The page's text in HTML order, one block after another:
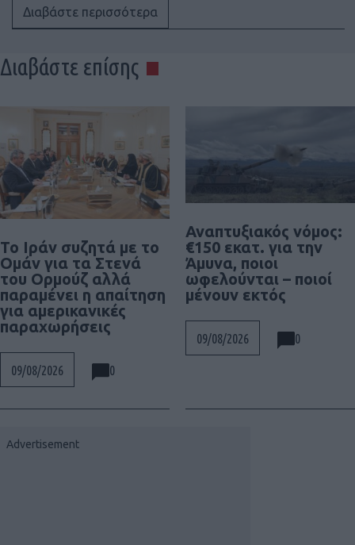
Διαβάστε περισσότερα
Διαβάστε επίσης
To Ιράν συζητά με το
Ομάν για τα Στενά
του Ορμούζ αλλά
παραμένει η απαίτηση
για αμερικανικές
παραχωρήσεις
09/08/2026 0
Αναπτυξιακός νόμος:
€150 εκατ. για την
Άμυνα, ποιοι
ωφελούνται – ποιοί
μένουν εκτός
09/08/2026 0